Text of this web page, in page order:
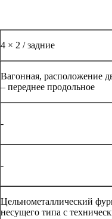
4 × 2 / задние
Вагонная, расположение
– переднее продольное
-
-
Цельнометаллический
несущего типа с